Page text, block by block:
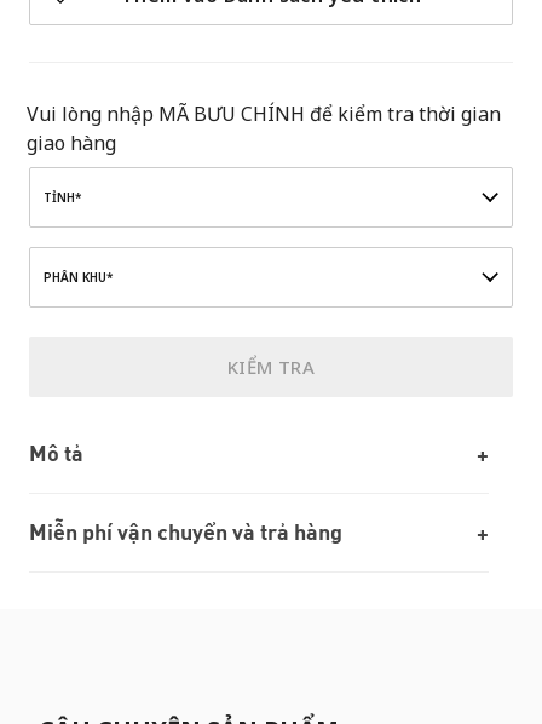
Vui lòng nhập MÃ BƯU CHÍNH để kiểm tra thời gian
giao hàng
TỈNH*
PHÂN KHU*
KIỂM TRA
Mô tả
Miễn phí vận chuyển và trả hàng